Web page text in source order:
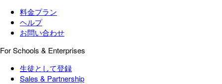
料金プラン
ヘルプ
お問い合わせ
For Schools & Enterprises
生徒として登録
Sales & Partnership